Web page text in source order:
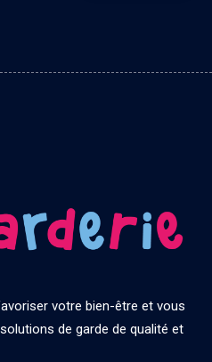
votre bien-être et vous
de garde de qualité et